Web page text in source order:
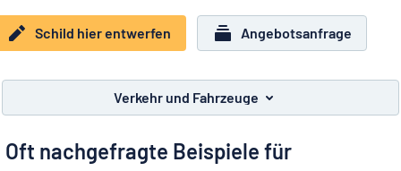
Büro & Arbeitsplatz
Plakate
Namensschilder
Alle Kategorien anzeigen
Schild hier entwerfen Angebotsanfrage
Verkehr und Fahrzeuge
Oft nachgefragte Beispiele für